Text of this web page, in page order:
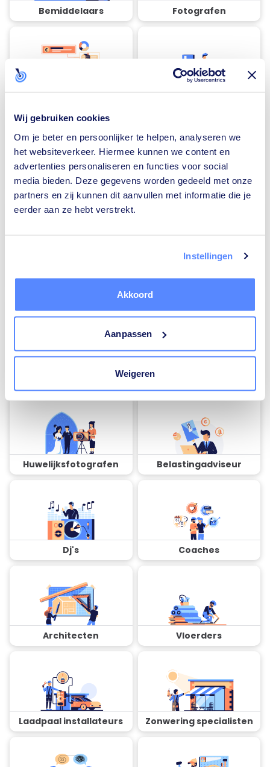
Wij gebruiken cookies
Om je beter en persoonlijker te helpen, analyseren we
het websiteverkeer. Hiermee kunnen we content en
advertenties personaliseren en functies voor social
media bieden. Deze gegevens worden gedeeld met onze
partners en zij kunnen dit aanvullen met informatie die je
eerder aan ze hebt verstrekt.
Instellingen
Akkoord
Aanpassen
Weigeren
Bemiddelaars Fotografen
Traiteurs Loodgieters
installateurs
installateurs
Huwelijksfotografen Belastingadviseur
Dj's Coaches
Architecten Vloerders
Laadpaal installateurs Zonwering specialisten